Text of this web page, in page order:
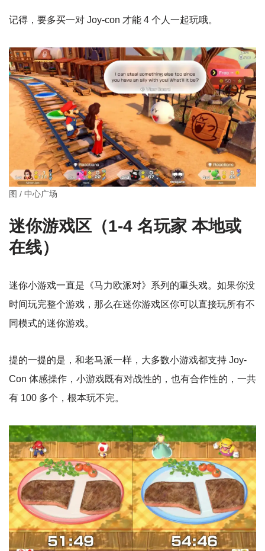
记得，要多买一对 Joy-con 才能 4 个人一起玩哦。
图 / 中心广场
迷你游戏区（1-4 名玩家 本地或
在线）
迷你小游戏一直是《马力欧派对》系列的重头戏。如果你没
时间玩完整个游戏，那么在迷你游戏区你可以直接玩所有不
同模式的迷你游戏。
提的一提的是，和老马派一样，大多数小游戏都支持 Joy-
Con 体感操作，小游戏既有对战性的，也有合作性的，一共
有 100 多个，根本玩不完。